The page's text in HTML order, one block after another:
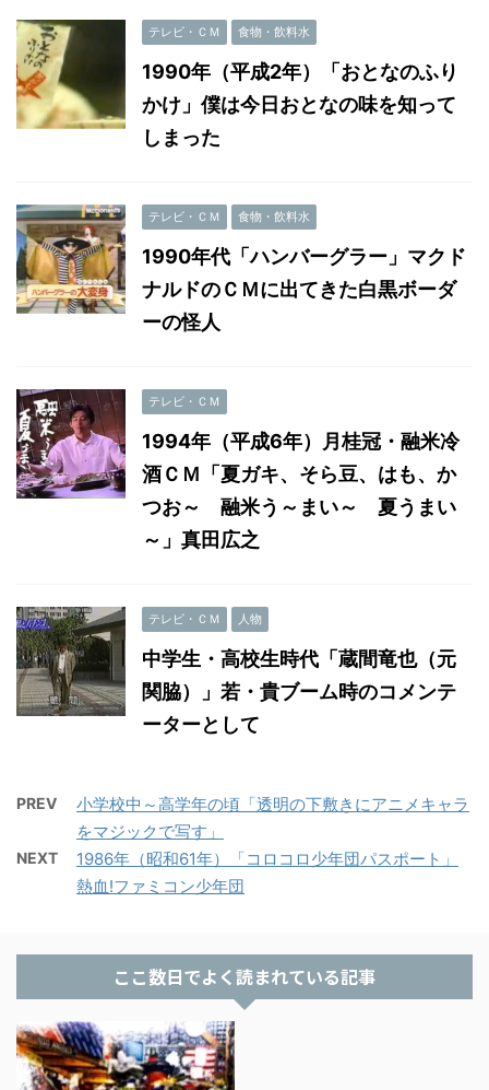
テレビ・ＣＭ 食物・飲料水
1990年（平成2年）「おとなのふり
かけ」僕は今日おとなの味を知って
しまった
テレビ・ＣＭ 食物・飲料水
1990年代「ハンバーグラー」マクド
ナルドのＣＭに出てきた白黒ボーダ
ーの怪人
テレビ・ＣＭ
1994年（平成6年）月桂冠・融米冷
酒ＣＭ「夏ガキ、そら豆、はも、か
つお～ 融米う～まい～ 夏うまい
～」真田広之
テレビ・ＣＭ 人物
中学生・高校生時代「蔵間竜也（元
関脇）」若・貴ブーム時のコメンテ
ーターとして
PREV
小学校中～高学年の頃「透明の下敷きにアニメキャラ
をマジックで写す」
NEXT
1986年（昭和61年）「コロコロ少年団パスポート」
熱血!ファミコン少年団
ここ数日でよく読まれている記事